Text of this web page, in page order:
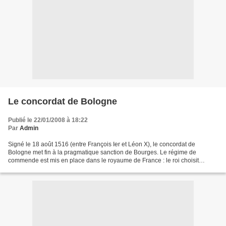
Le concordat de Bologne
Publié le 22/01/2008 à 18:22
Par Admin
Signé le 18 août 1516 (entre François Ier et Léon X), le concordat de
Bologne met fin à la pragmatique sanction de Bourges. Le régime de
commende est mis en place dans le royaume de France : le roi choisit